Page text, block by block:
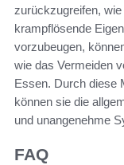
zurückzugreifen,
krampflösende
vorzubeugen,
wie das Vermeiden
Essen. Durch diese
können sie die
und unangenehme
FAQ